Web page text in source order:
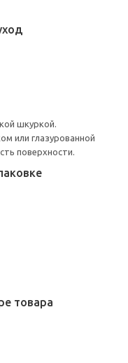
шкуркой.
или глазурованной
поверхности.
товара